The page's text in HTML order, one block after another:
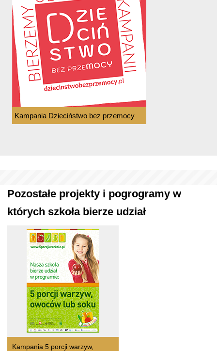
Kampania Dzieciństwo bez przemocy
Pozostałe projekty i pogrogramy w
których szkoła bierze udział
Kampania 5 porcji warzyw,